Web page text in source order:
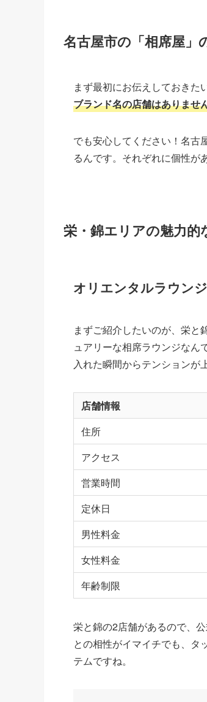
名古屋市の「相席屋」
まず最初にお伝えしておきた
ブランド名の店舗はありませ
でも安心してください！名古
るんです。それぞれに個性が
栄・錦エリアの魅力的
オリエンタルラウン
まずご紹介したいのが、栄と
ュアリーな相席ラウンジなん
入れた瞬間からテンションが
店舗情報
住所
アクセス
営業時間
定休日
男性料金
女性料金
年齢制限
栄と錦の2店舗があるので、
との相性がイマイチでも、タ
テムですね。